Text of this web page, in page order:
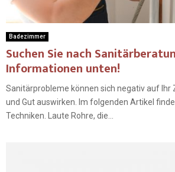
Badezimmer
Suchen Sie nach
Informationen unten!
Sanitärprobleme können sich negativ auf Ihr
und Gut auswirken. Im folgenden Artikel
Techniken. Laute Rohre, die...